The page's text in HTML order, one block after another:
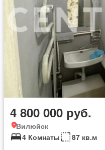
4 800 000 руб.
Вилюйск
4 Комнаты
87 кв.м